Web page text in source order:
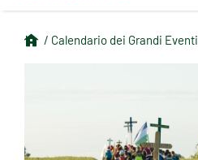
/ Calendario dei Grandi Eventi